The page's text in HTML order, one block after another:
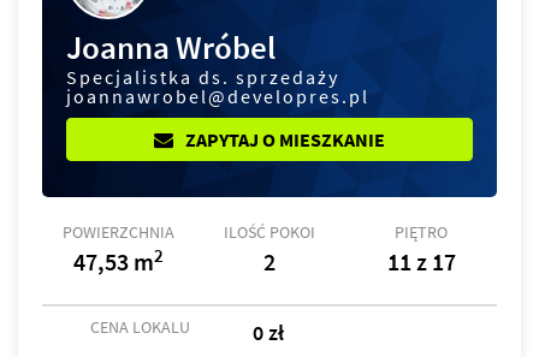
Joanna Wróbel
Specjalistka ds. sprzedaży
joannawrobel@developres.pl
ZAPYTAJ O MIESZKANIE
POWIERZCHNIA
47,53 m2
ILOŚĆ POKOI
2
PIĘTRO
11 z 17
CENA LOKALU 0 zł